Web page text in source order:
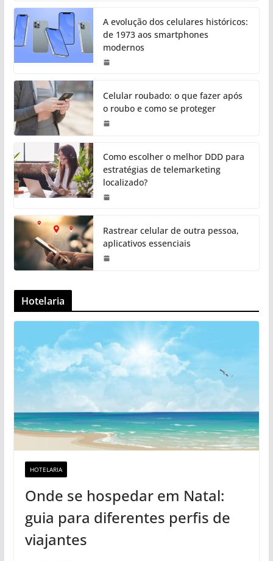
A evolução dos celulares históricos:
de 1973 aos smartphones
modernos
Celular roubado: o que fazer após
o roubo e como se proteger
Como escolher o melhor DDD para
estratégias de telemarketing
localizado?
Rastrear celular de outra pessoa,
aplicativos essenciais
Hotelaria
HOTELARIA
Onde se hospedar em Natal:
guia para diferentes perfis de
viajantes